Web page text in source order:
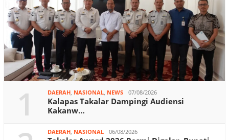
1 DAERAH NASIONAL NEWS 07/08/2026
Kalapas Takalar Dampingi Audiensi
Kakanw…
DAERAH NASIONAL 06/08/2026